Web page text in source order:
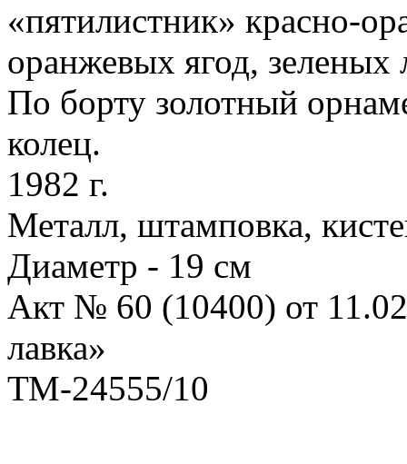
«пятилистник» красно-
оранжевых ягод,
По борту золотный
колец.
1982 г.
Металл, штамповка,
Диаметр - 19 см
Акт № 60 (10400) от
лавка»
ТМ-24555/10